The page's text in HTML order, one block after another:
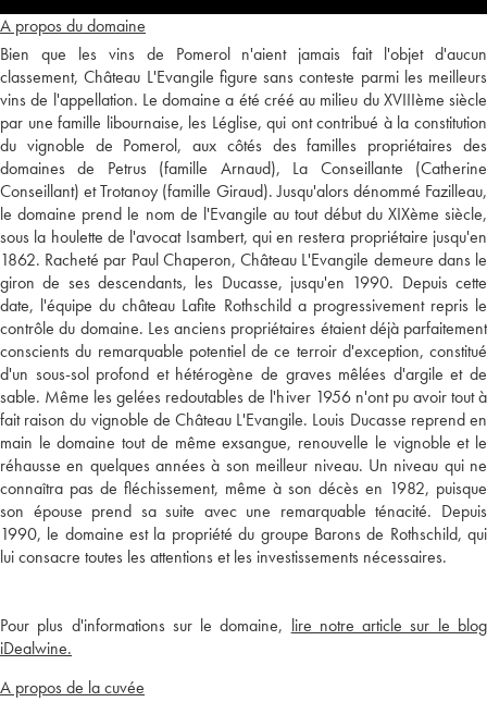
A propos du domaine
Bien que les vins de Pomerol n'aient jamais fait l'objet d'aucun
classement, Château L'Evangile figure sans conteste parmi les meilleurs
vins de l'appellation. Le domaine a été créé au milieu du XVIIIème siècle
par une famille libournaise, les Léglise, qui ont contribué à la constitution
du vignoble de Pomerol, aux côtés des familles propriétaires des
domaines de Petrus (famille Arnaud), La Conseillante (Catherine
Conseillant) et Trotanoy (famille Giraud). Jusqu'alors dénommé Fazilleau,
le domaine prend le nom de l'Evangile au tout début du XIXème siècle,
sous la houlette de l'avocat Isambert, qui en restera propriétaire jusqu'en
1862. Racheté par Paul Chaperon, Château L'Evangile demeure dans le
giron de ses descendants, les Ducasse, jusqu'en 1990. Depuis cette
date, l'équipe du château Lafite Rothschild a progressivement repris le
contrôle du domaine. Les anciens propriétaires étaient déjà parfaitement
conscients du remarquable potentiel de ce terroir d'exception, constitué
d'un sous-sol profond et hétérogène de graves mêlées d'argile et de
sable. Même les gelées redoutables de l'hiver 1956 n'ont pu avoir tout à
fait raison du vignoble de Château L'Evangile. Louis Ducasse reprend en
main le domaine tout de même exsangue, renouvelle le vignoble et le
réhausse en quelques années à son meilleur niveau. Un niveau qui ne
connaîtra pas de fléchissement, même à son décès en 1982, puisque
son épouse prend sa suite avec une remarquable ténacité. Depuis
1990, le domaine est la propriété du groupe Barons de Rothschild, qui
lui consacre toutes les attentions et les investissements nécessaires.
Pour plus d'informations sur le domaine, lire notre article sur le blog
iDealwine.
A propos de la cuvée